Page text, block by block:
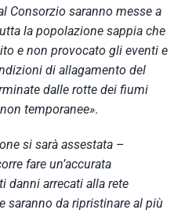
Consorzio saranno messe a
la popolazione sappia che
e non provocato gli eventi e
di allagamento del
dalle rotte dei fiumi
temporanee».
si sarà assestata–
fare un’accurata
danni arrecati alla rete
saranno da ripristinare al più